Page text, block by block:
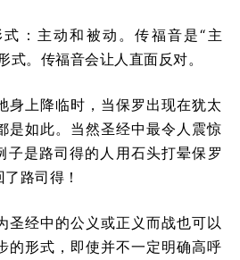
：主动和被动。传福音是“主
式。传福音会让人直面反对。
身上降临时，当保罗出现在犹太
是如此。当然圣经中最令人震惊
子是路司得的人用石头打晕保罗
路司得！
圣经中的公义或正义而战也可以
的形式，即使并不一定明确高呼